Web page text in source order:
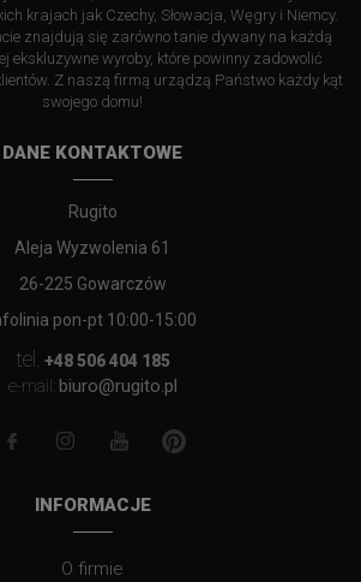
krajach jak Czechy, Słowacja, Węgry i Niemcy.
znajdują się zarówno tanie dywany na każdą
ekskluzywne wyroby, które powinny zadowolić
Z naszą firmą urządzą Państwo każdy kąt
swojego domu!
DANE KONTAKTOWE
Rugito
Aleja Wyzwolenia 61
26-225 Gowarczów
pon-pt 10:00-15:00
tel.
+48 506 404 185
e-mail: biuro@rugito.pl
INFORMACJE
O firmie